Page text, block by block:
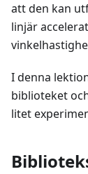
att den kan
linjär
I denna
biblioteket
litet